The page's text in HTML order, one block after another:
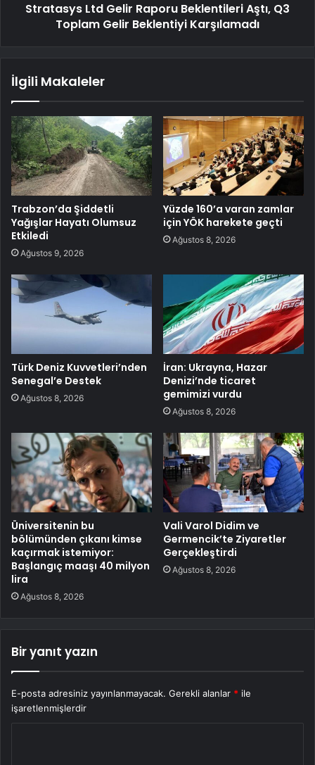
Stratasys Ltd Gelir Raporu Beklentileri Aştı, Q3
Toplam Gelir Beklentiyi Karşılamadı
İlgili Makaleler
Trabzon’da Şiddetli
Yağışlar Hayatı Olumsuz
Etkiledi
Ağustos 9, 2026
Yüzde 160’a varan zamlar
için YÖK harekete geçti
Ağustos 8, 2026
Türk Deniz Kuvvetleri’nden
Senegal’e Destek
Ağustos 8, 2026
İran: Ukrayna, Hazar
Denizi’nde ticaret
gemimizi vurdu
Ağustos 8, 2026
Üniversitenin bu
bölümünden çıkanı kimse
kaçırmak istemiyor:
Başlangıç maaşı 40 milyon
lira
Ağustos 8, 2026
Vali Varol Didim ve
Germencik’te Ziyaretler
Gerçekleştirdi
Ağustos 8, 2026
Bir yanıt yazın
E-posta adresiniz yayınlanmayacak. Gerekli alanlar * ile
işaretlenmişlerdir